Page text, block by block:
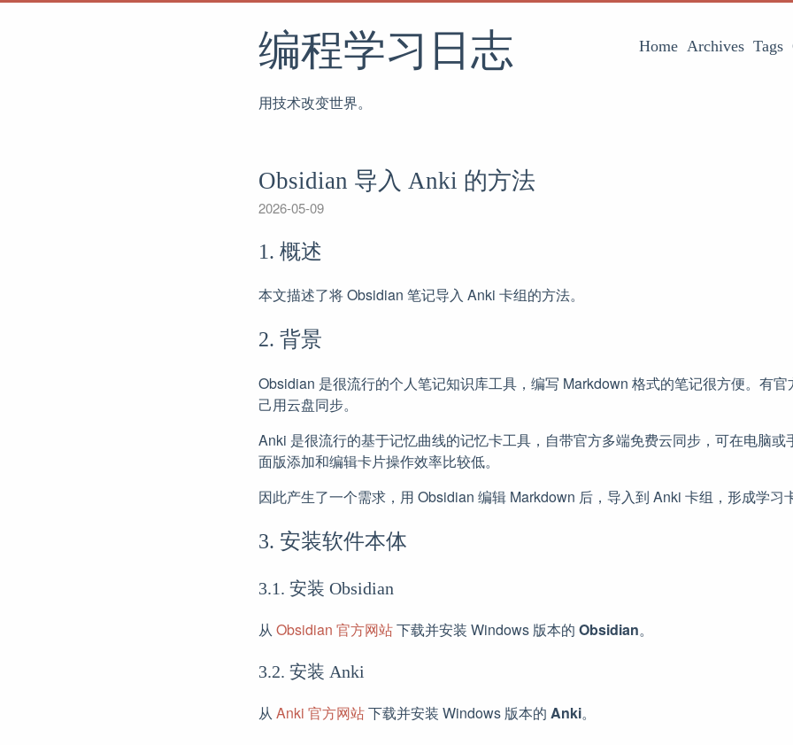
编程学习日志
用技术改变世界。
Home Archives Tags
Obsidian 导入 Anki 的方法
2026-05-09
1. 概述
本文描述了将 Obsidian 笔记导入 Anki 卡组的方法。
2. 背景
Obsidian 是很流行的个人笔记知识库工具，编写 Markdown 格式的笔记很方便。有
己用云盘同步。
Anki 是很流行的基于记忆曲线的记忆卡工具，自带官方多端免费云同步，可在电脑或
面版添加和编辑卡片操作效率比较低。
因此产生了一个需求，用 Obsidian 编辑 Markdown 后，导入到 Anki 卡组，形成学习
3. 安装软件本体
3.1. 安装 Obsidian
从 Obsidian 官方网站下载并安装 Windows 版本的 Obsidian。
3.2. 安装 Anki
从 Anki 官方网站下载并安装 Windows 版本的 Anki。